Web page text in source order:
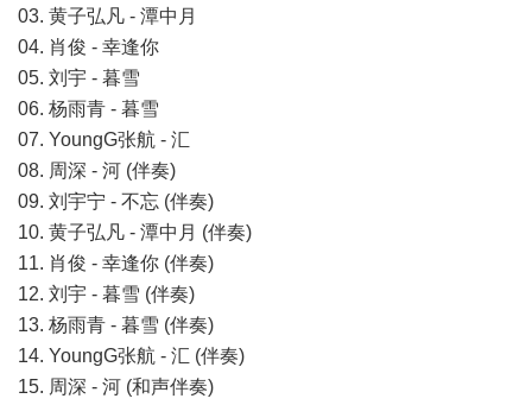
03. 黄子弘凡 - 潭中月
04. 肖俊 - 幸逢你
05. 刘宇 - 暮雪
06. 杨雨青 - 暮雪
07. YoungG张航 - 汇
08. 周深 - 河 (伴奏)
09. 刘宇宁 - 不忘 (伴奏)
10. 黄子弘凡 - 潭中月 (伴奏)
11. 肖俊 - 幸逢你 (伴奏)
12. 刘宇 - 暮雪 (伴奏)
13. 杨雨青 - 暮雪 (伴奏)
14. YoungG张航 - 汇 (伴奏)
15. 周深 - 河 (和声伴奏)